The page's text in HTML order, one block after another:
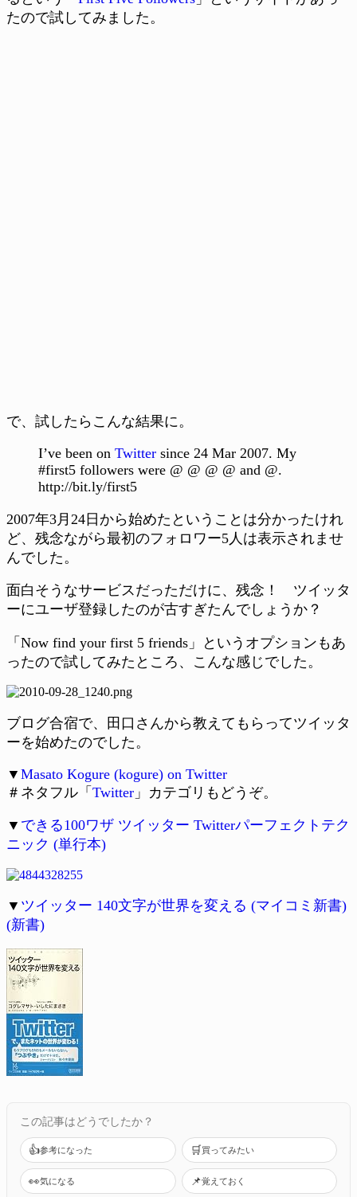
たので試してみました。
で、試したらこんな結果に。
I’ve been on Twitter since 24 Mar 2007. My
#first5 followers were @ @ @ @ and @.
http://bit.ly/first5
2007年3月24日から始めたということは分かったけれ
ど、残念ながら最初のフォロワー5人は表示されませ
んでした。
面白そうなサービスだっただけに、残念！ ツイッタ
ーにユーザ登録したのが古すぎたんでしょうか？
「Now find your first 5 friends」というオプションもあ
ったので試してみたところ、こんな感じでした。
ブログ合宿で、田口さんから教えてもらってツイッタ
ーを始めたのでした。
▼ Masato Kogure (kogure) on Twitter
＃ネタフル「 Twitter 」カテゴリもどうぞ。
▼ できる100ワザ ツイッター Twitterパーフェクトテク
ニック (単行本)
▼ ツイッター 140文字が世界を変える (マイコミ新書)
(新書)
この記事はどうでしたか？
👍参考になった 🛒買ってみたい
👀気になる 📌覚えておく